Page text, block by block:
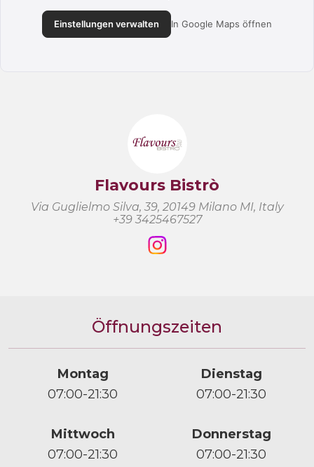
Einstellungen verwalten In Google Maps öffnen
Flavours Bistrò
Via Guglielmo Silva, 39, 20149 Milano MI, Italy
+39 3425467527
Öffnungszeiten
Montag
07:00-21:30
Dienstag
07:00-21:30
Mittwoch
07:00-21:30
Donnerstag
07:00-21:30